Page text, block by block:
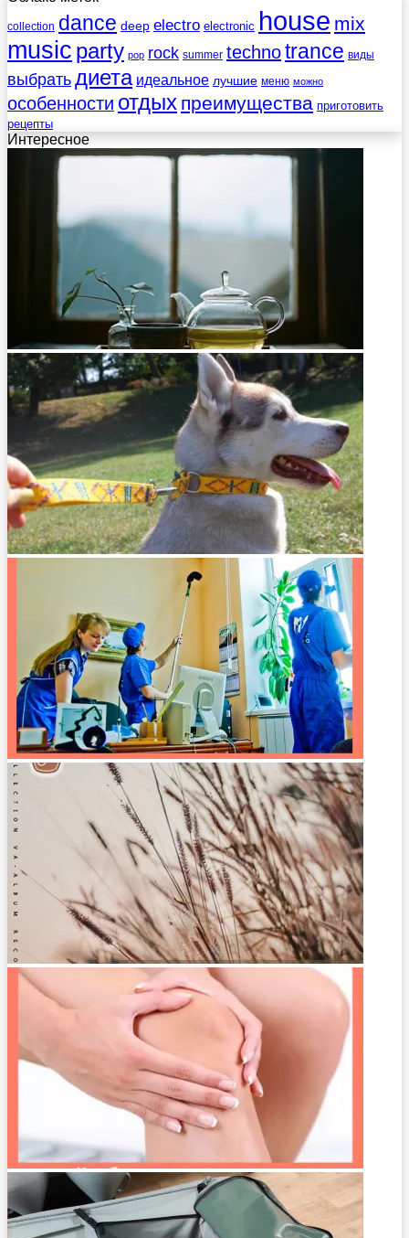
collection dance deep electro electronic house mix
music party pop rock summer technotrance виды
выбратьдиета идеальное лучшие меню можно
особенности отдых преимущества приготовить
рецепты
Интересное